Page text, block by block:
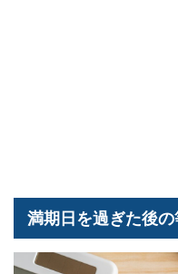
満期日を過ぎた後